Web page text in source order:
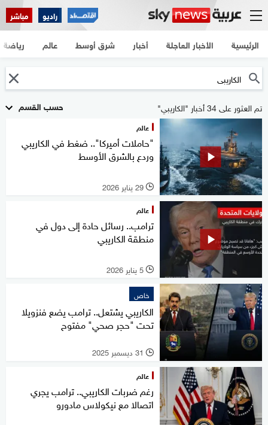
راديو مباشر
الرئيسية الأخبار العاجلة أخبار شرق أوسط عالم رياضة
حسب القسم تم العثور على 34 أخبار "الكاريبي"
عالم
"حاملات أميركا".. ضغط في الكاريبي
وردع بالشرق الأوسط
l 29 يناير 2026
عالم
ترامب.. رسائل حادة إلى دول في
منطقة الكاريبي
l 5 يناير 2026
خاص
الكاريبي يشتعل.. ترامب يضع فنزويلا
تحت "حجر صحي" مفتوح
l 31 ديسمبر 2025
عالم
رغم ضربات الكاريبي.. ترامب يجري
اتصالا مع نيكولاس مادورو